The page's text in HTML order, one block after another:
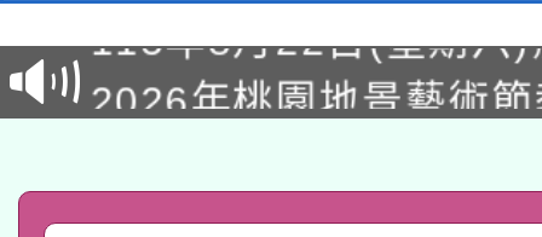
用水績優單位及節水達
桃園市孔廟祈福系列
2026年桃園地景藝術
轉知教育部國民及學前